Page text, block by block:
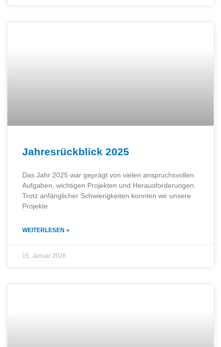
Jahresrückblick 2025
Das Jahr 2025 war geprägt von vielen anspruchsvollen
Aufgaben, wichtigen Projekten und Herausforderungen.
Trotz anfänglicher Schwierigkeiten konnten wir unsere
Projekte
WEITERLESEN »
15. Januar 2026